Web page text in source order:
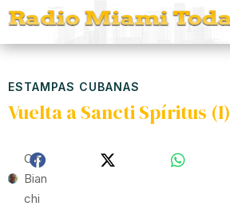
ESTAMPAS CUBANAS
Vuelta a Sancti Spíritus (I)
Ciro
Bian
Chi